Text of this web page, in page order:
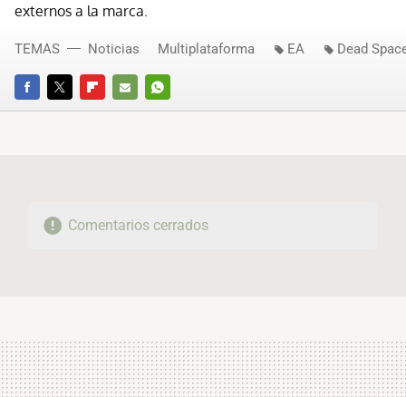
externos a la marca.
FACEBOOKTWITTERFLIPBOARD
E-
WHATSAPP
TEMAS Noticias Multiplataforma EA Dead
Comentarios cerrados